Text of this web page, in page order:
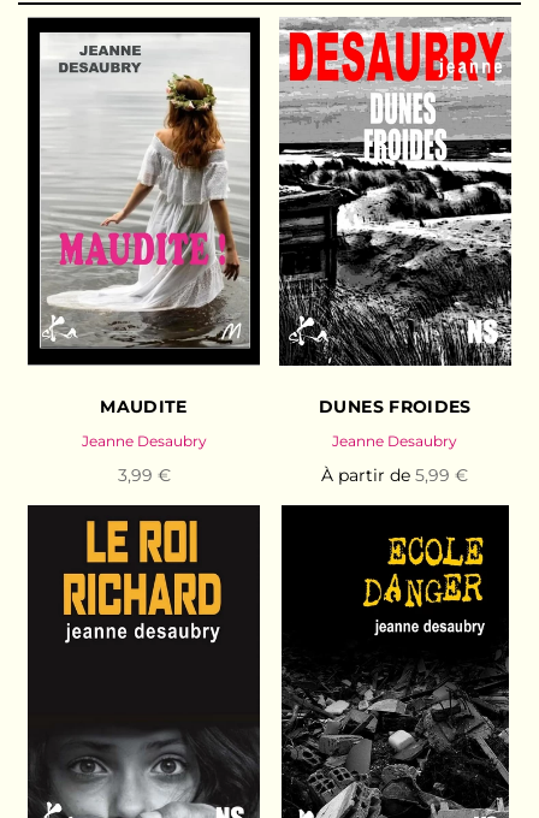
MAUDITE
Jeanne Desaubry
3,99 €
DUNES FROIDES
Jeanne Desaubry
À partir de5,99 €